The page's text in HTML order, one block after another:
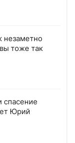
незаметно
тоже так
спасение
Юрий